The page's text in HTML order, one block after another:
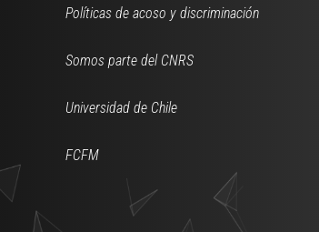
Políticas de acoso y discriminación
Somos parte del CNRS
Universidad de Chile
FCFM